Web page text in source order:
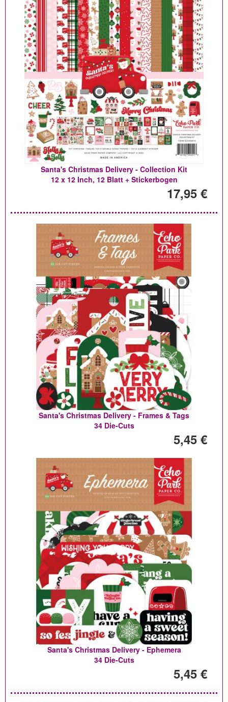
Santa's Christmas Delivery - Collection Kit
12 x 12 Inch, 12 Blatt + Stickerbogen
17,95 €
Santa's Christmas Delivery - Frames & Tags
34 Die-Cuts
5,45 €
Santa's Christmas Delivery - Ephemera
34 Die-Cuts
5,45 €